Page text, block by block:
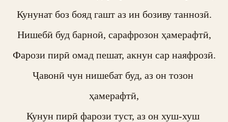
Кунунат боз бояд гашт аз ин бозиву таннозӣ.
Нишебӣ буд барноӣ, сарафрозон ҳамерафтӣ,
Фарози пирӣ омад пешат, акнун сар наяфрозӣ.
Ҷавонӣ чун нишебат буд, аз он тозон
ҳамерафтӣ,
Кунун пирӣ фарози туст, аз он хуш-хуш